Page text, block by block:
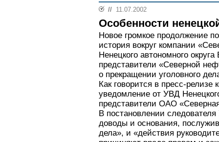
// 11.07.2002
Особенности
Новое громкое продолжение
история вокруг компании
Ненецкого автономного
представители «Северной
о прекращении уголовного
Как говорится в пресс-
уведомление от УВД
представители ОАО
В постановлении
доводы и основания,
дела», и «действия